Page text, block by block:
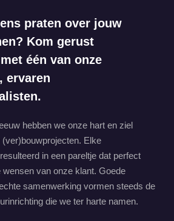
praten over jouw
Kom gerust
één van onze
ervaren
hebben we onze hart en ziel
(ver)bouwprojecten. Elke
in een pareltje dat perfect
wensen van onze klant. Goede
samenwerking vormen steeds de
die we ter harte namen.